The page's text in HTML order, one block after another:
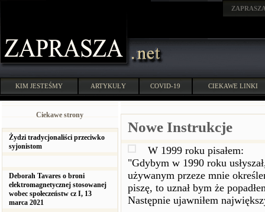
KIM JESTEŚMY ARTYKUŁY COVID-19 CIEKAWE LINKI
Ciekawe strony
Żydzi tradycjonaliści przeciwko
syjonistom
Deborah Tavares o broni
elektromagnetycznej stosowanej
wobec społeczeństw cz I, 13
marca 2021
Nowe Instrukcje
W 1999 roku pisałem:
"Gdybym w 1990 roku
używanym przeze mnie
piszę, to uznał bym że
Następnie ujawniłem